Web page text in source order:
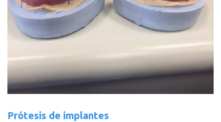
Prótesis de implantes